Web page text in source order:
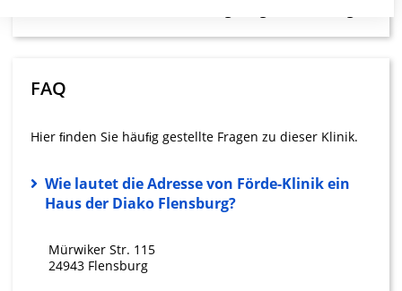
FAQ
Hier ﬁnden Sie häuﬁg gestellte Fragen zu dieser Klinik.
Wie lautet die Adresse von Förde-Klinik ein
Haus der Diako Flensburg?
Mürwiker Str. 115
24943 Flensburg
Ihre Einwilligung und die cookie Richtlinie gelten ausschließlich für diese
Wir nutzen Ihre Daten für folgende Zwecke:
Verwendung reduzierter Daten zur Auswahl
Erstellung von Profilen für personalisierte
Werbung